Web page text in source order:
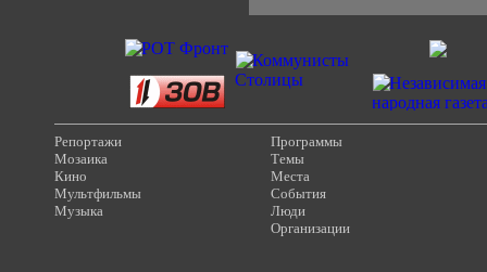
Репортажи
Мозаика
Кино
Мультфильмы
Музыка
Программы
Темы
Места
События
Люди
Организации